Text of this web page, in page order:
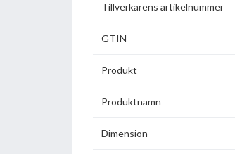
Tillverkarens artikelnummer
GTIN
Produkt
Produktnamn
Dimension